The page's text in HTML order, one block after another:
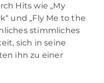
Hits wie „My
und „Fly Me to the
stimmliches
sich in seine
ihn zu einer